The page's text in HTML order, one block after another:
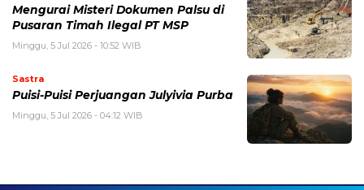
Mengurai Misteri Dokumen Palsu di
Pusaran Timah Ilegal PT MSP
Minggu, 5 Jul 2026 - 10:52 WIB
Sastra
Puisi-Puisi Perjuangan Julyivia Purba
Minggu, 5 Jul 2026 - 04:12 WIB